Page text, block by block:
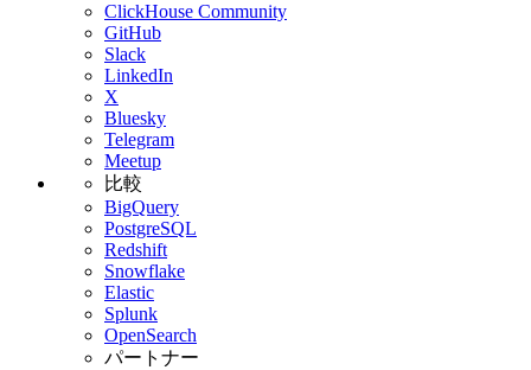
ClickHouse Community
GitHub
Slack
LinkedIn
X
Bluesky
Telegram
Meetup
比較
BigQuery
PostgreSQL
Redshift
Snowflake
Elastic
Splunk
OpenSearch
パートナー